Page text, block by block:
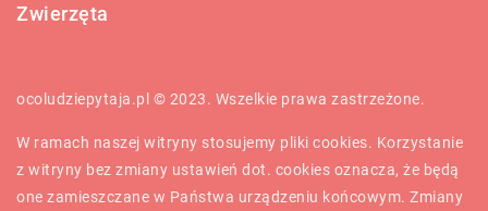
Zwierzęta
ocoludziepytaja.pl © 2023. Wszelkie prawa zastrzeżone.
W ramach naszej witryny stosujemy pliki cookies. Korzystanie
z witryny bez zmiany ustawień dot. cookies oznacza, że będą
one zamieszczane w Państwa urządzeniu końcowym. Zmiany